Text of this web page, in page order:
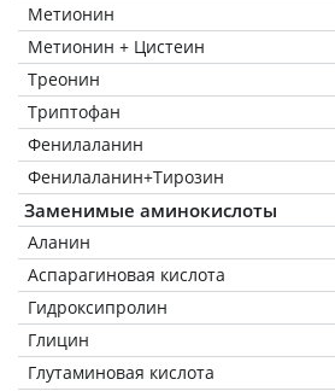
Метионин
Метионин + Цистеин
Треонин
Триптофан
Фенилаланин
Фенилаланин+Тирозин
Заменимые аминокислоты
Аланин
Аспарагиновая кислота
Гидроксипролин
Глицин
Глутаминовая кислота